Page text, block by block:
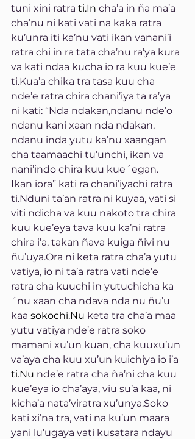
tuni xini ratra ti.In cha’a in ña ma’a
cha’nu ni kati vati na kaka ratra
ku’unra iti ka’nu vati ikan vanani’i
ratra chi in ra tata cha’nu ra’ya kura
va kati ndaa kucha io ra kuu kue’e
ti.Kua’a chika tra tasa kuu cha
nde’e ratra chira chani’iya ta ra’ya
ni kati: “Nda ndakan,ndanu nde’o
ndanu kani xaan nda ndakan,
ndanu inda yutu ka’nu xaangan
cha taamaachi tu’unchi, ikan va
nani’indo chira kuu kue´egan.
Ikan iora” kati ra chani’iyachi ratra
ti.Nduni ta’an ratra ni kuyaa, vati si
viti ndicha va kuu nakoto tra chira
kuu kue’eya tava kuu ka’ni ratra
chira i’a, takan ñava kuiga ñivi nu
ñu’uya.Ora ni keta ratra cha’a yutu
vatiya, io ni ta’a ratra vati nde’e
ratra cha kuuchi in yutuchicha ka
´nu xaan cha ndava nda nu ñu’u
kaa sokochi.Nu keta tra cha’a maa
yutu vatiya nde’e ratra soko
mamani xu’un kuan, cha kuuxu’un
va’aya cha kuu xu’un kuichiya io i’a
ti.Nu nde’e ratra cha ña’ni cha kuu
kue’eya io cha’aya, viu su’a kaa, ni
kicha’a nata’viratra xu’unya.Soko
kati xi’na tra, vati na ku’un maara
yani lu’ugaya vati kusatara ndayu